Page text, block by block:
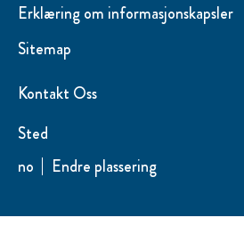
Erklæring om informasjonskapsler
Sitemap
Kontakt Oss
Sted
no
Endre plassering